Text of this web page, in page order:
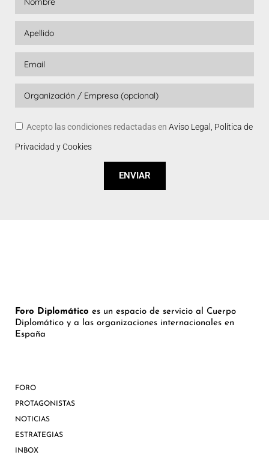
Acepto las condiciones redactadas en Aviso Legal, Política de
Privacidad y Cookies
ENVIAR
Foro Diplomático es un espacio de servicio al Cuerpo
Diplomático y a las organizaciones internacionales en
España
FORO
PROTAGONISTAS
NOTICIAS
ESTRATEGIAS
INBOX